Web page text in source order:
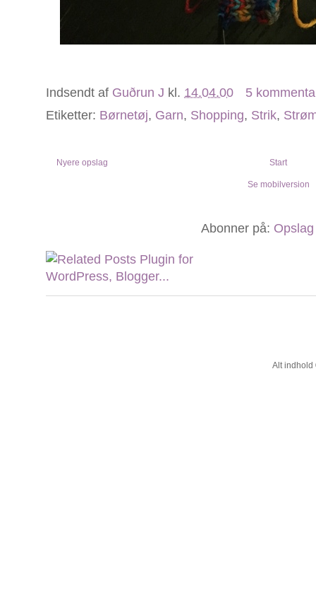
Indsendt af Guðrun J kl. 14.04.00
5
Etiketter: Børnetøj, Garn, Shopping, Strik,
Nyere opslag Start
Se mobilversion
Abonner på:
Alt indhold